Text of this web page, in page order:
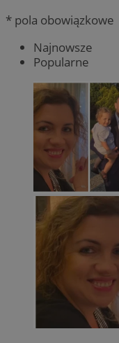
* pola obowiązkowe
Najnowsze
Popularne